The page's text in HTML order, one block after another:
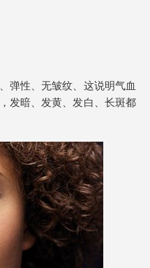
弹性、无皱纹、这说明气血
发暗、发黄、发白、长斑都